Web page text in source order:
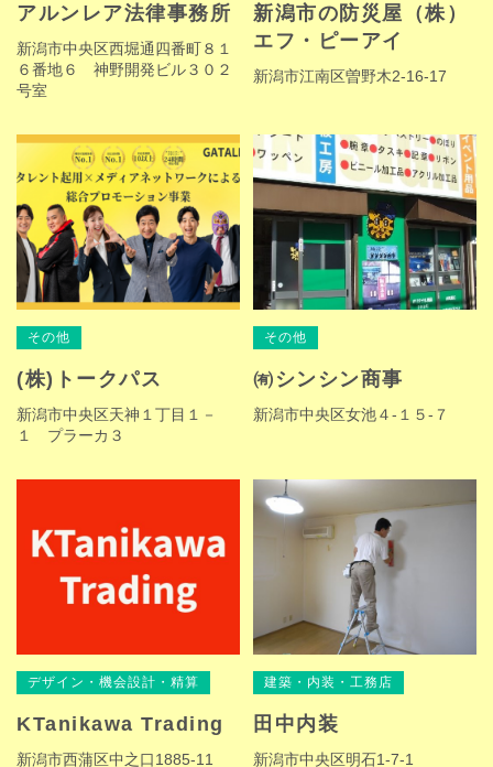
アルンレア法律事務所
新潟市中央区西堀通四番町８１
６番地６ 神野開発ビル３０２
号室
新潟市の防災屋（株）
エフ・ピーアイ
新潟市江南区曽野木2-16-17
その他
(株)トークパス
新潟市中央区天神１丁目１－
１ プラーカ３
その他
㈲シンシン商事
新潟市中央区女池４-１５-７
デザイン・機会設計・精算
KTanikawa Trading
新潟市西蒲区中之口1885-11
建築・内装・工務店
田中内装
新潟市中央区明石1-7-1